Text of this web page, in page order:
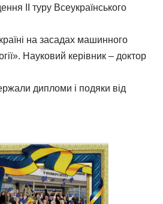
II туру Всеукраїнського
на засадах машинного
Науковий керівник – доктор
дипломи і подяки від